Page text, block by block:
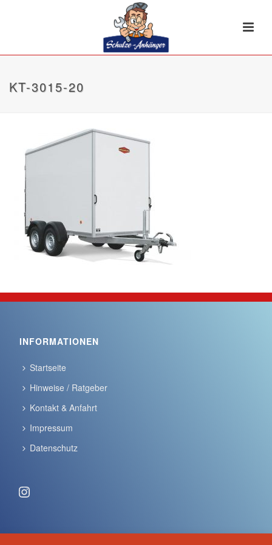
KT-3015-20
INFORMATIONEN
Startseite
Hinweise / Ratgeber
Kontakt & Anfahrt
Impressum
Datenschutz
Instagram